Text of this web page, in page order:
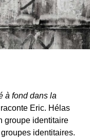
à fond dans la
Eric. Hélas
groupe identitaire
identitaires.